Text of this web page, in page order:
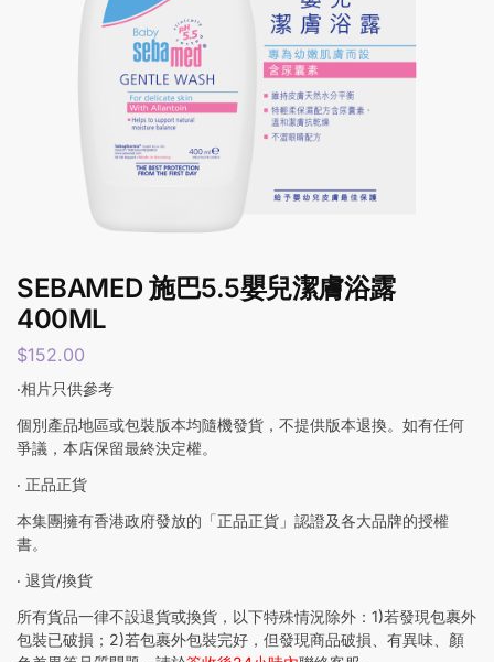
SEBAMED 施巴5.5嬰兒潔膚浴露
400ML
$152.00
‧相片只供參考
個別產品地區或包裝版本均隨機發貨，不提供版本退換。如有任何
爭議，本店保留最終決定權。
‧ 正品正貨
本集團擁有香港政府發放的「正品正貨」認證及各大品牌的授權
書。
‧ 退貨/換貨
所有貨品一律不設退貨或換貨，以下特殊情況除外：1)若發現包裹外
包裝已破損；2)若包裹外包裝完好，但發現商品破損、有異味、顏